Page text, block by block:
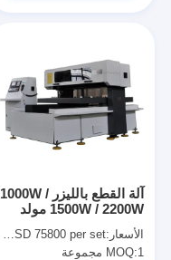
آلة القطع بالليزر 1000W /
1500W / 2200W مولد
التدفق السريع لصنع لوحة
الموت
الأسعار:USD 50800 to USD 75800 per set
MOQ:1 مجموعة